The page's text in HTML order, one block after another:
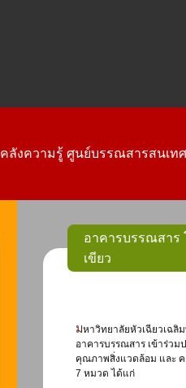
คลังความรู้ ศูนย์บรรณสารสนเท
อาคารบรรณสาร
เขียว
มหาวิทยาลัยหัวเฉียวเฉลิมพระเกียรติ ได้มอบหมายศูนย์บรรณสารสนเทศ ในการเป็นผู้ดำเนินการหลักของ
อาคารบรรณสาร เข้าร่วม
คุณภาพสิ่งแวดล้อม และ
7 หมวด ได้แก่